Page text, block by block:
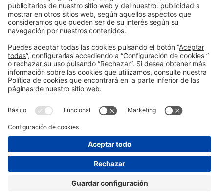
#EXPOQUIMIA2026
en las redes sociales